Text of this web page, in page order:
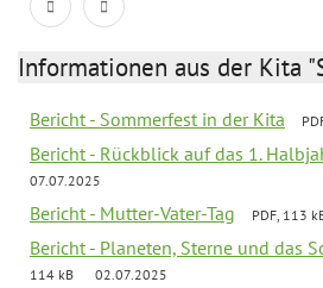
Informationen aus der Kita
Bericht - Sommerfest in der Kita
Bericht - Rückblick auf das 1.
07.07.2025
Bericht - Mutter-Vater-Tag PDF, 113
Bericht - Planeten, Sterne und das
114 kB
02.07.2025